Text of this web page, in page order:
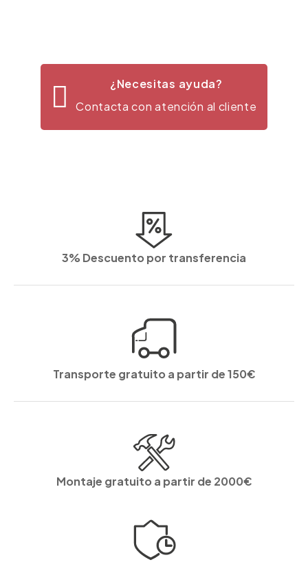
¿Necesitas ayuda?
Contacta con atención al cliente
3% Descuento por transferencia
Transporte gratuito a partir de 150€
Montaje gratuito a partir de 2000€